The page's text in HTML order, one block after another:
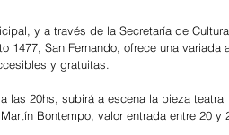
y a través de la Secretaría de
1477, San Fernando, ofrece una variada
y gratuitas.
las 20hs, subirá a escena la pieza
Bontempo, valor entrada entre 20 y